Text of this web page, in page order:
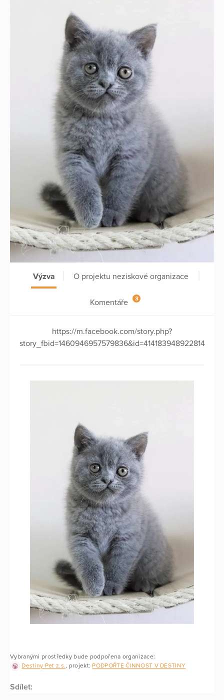
Výzva O projektu neziskové organizace
Komentáře 3
https://m.facebook.com/story.php?
story_fbid=1460946957579836&id=414183948922814
Vybranými prostředky bude podpořena organizace:
Destiny Pet z.s., projekt: PODPOŘTE ČINNOST V DESTINY
Sdílet: